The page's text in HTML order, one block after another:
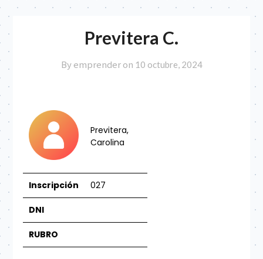
Previtera C.
By emprender on 10 octubre, 2024
Previtera,
Carolina
Inscripción 027
DNI
RUBRO